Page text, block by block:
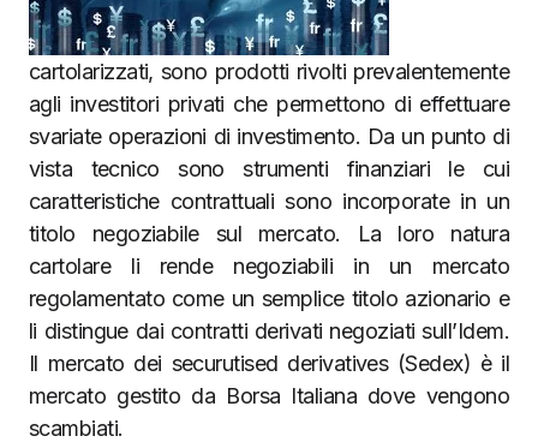
cartolarizzati, sono prodotti rivolti prevalentemente
agli investitori privati che permettono di effettuare
svariate operazioni di investimento. Da un punto di
vista tecnico sono strumenti finanziari le cui
caratteristiche contrattuali sono incorporate in un
titolo negoziabile sul mercato. La loro natura
cartolare li rende negoziabili in un mercato
regolamentato come un semplice titolo azionario e
li distingue dai contratti derivati negoziati sull’Idem.
Il mercato dei securutised derivatives (Sedex) è il
mercato gestito da Borsa Italiana dove vengono
scambiati.